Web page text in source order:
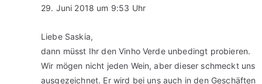
29. Juni 2018 um 9:53 Uhr
Liebe Saskia,
dann müsst Ihr den Vinho Verde unbedingt probieren.
Wir mögen nicht jeden Wein, aber dieser schmeckt uns
ausgezeichnet. Er wird bei uns auch in den Geschäften